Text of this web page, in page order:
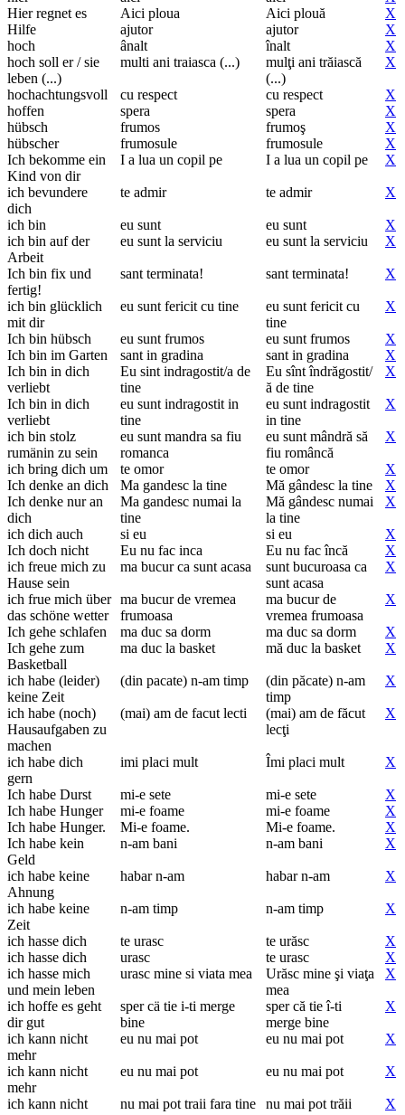
Hier regnet es
Aici ploua Aici plouă
X
Hilfe
ajutor ajutor
X
hoch
ânalt înalt
X
hoch soll er / sie
leben (...)
multi ani traiasca (...)
mulţi ani trăiască
(...)
X
hochachtungsvoll cu respect cu respect
X
hoffen
spera spera
X
hübsch
frumos frumoş
X
hübscher
frumosule frumosule
X
Ich bekomme ein
Kind von dir
I a lua un copil pe I a lua un copil pe X
ich bevundere
dich
te admir te admir X
ich bin eu sunt eu sunt
X
ich bin auf der
Arbeit
eu sunt la serviciu eu sunt la serviciu X
Ich bin fix und
fertig!
sant terminata! sant terminata! X
ich bin glücklich
mit dir
eu sunt fericit cu tine
eu sunt fericit cu
tine
X
Ich bin hübsch eu sunt frumos eu sunt frumos
X
Ich bin im Garten
sant in gradina sant in gradina
X
Ich bin in dich
verliebt
Eu sint indragostit/a de
tine
Eu sînt îndrăgostit/
ă de tine
X
Ich bin in dich
verliebt
eu sunt indragostit in
tine
eu sunt indragostit
in tine
X
ich bin stolz
rumänin zu sein
eu sunt mandra sa fiu
romanca
eu sunt mândră să
fiu româncă
X
ich bring dich um te omor te omor
X
Ich denke an dich
Ma gandesc la tine Mă gândesc la tine
X
Ich denke nur an
dich
Ma gandesc numai la
tine
Mă gândesc numai
la tine
X
ich dich auch si eu si eu
X
Ich doch nicht
Eu nu fac inca Eu nu fac încă
X
ich freue mich zu
Hause sein
ma bucur ca sunt acasa
sunt bucuroasa ca
sunt acasa
X
ich frue mich über
das schöne wetter
ma bucur de vremea
frumoasa
ma bucur de
vremea frumoasa
X
Ich gehe schlafen ma duc sa dorm ma duc sa dorm
X
Ich gehe zum
Basketball
ma duc la basket mă duc la basket X
ich habe (leider)
keine Zeit
(din pacate) n-am timp
(din păcate) n-am
timp
X
ich habe (noch)
Hausaufgaben zu
machen
(mai) am de facut lecti
(mai) am de făcut
lecţi
X
ich habe dich
gern
imi placi mult Îmi placi mult X
Ich habe Durst mi-e sete mi-e sete
X
Ich habe Hunger
mi-e foame mi-e foame
X
Ich habe Hunger.
Mi-e foame. Mi-e foame.
X
Ich habe kein
Geld
n-am bani n-am bani X
ich habe keine
Ahnung
habar n-am habar n-am X
ich habe keine
Zeit
n-am timp n-am timp X
ich hasse dich te urasc te urăsc
X
ich hasse dich
urasc te urasc
X
ich hasse mich
und mein leben
urasc mine si viata mea
Urăsc mine şi viaţa
mea
X
ich hoffe es geht
dir gut
sper cä tie i-ti merge
bine
sper că tie î-ti
merge bine
X
ich kann nicht
mehr
eu nu mai pot eu nu mai pot X
ich kann nicht
mehr
eu nu mai pot eu nu mai pot X
ich kann nicht
nu mai pot traii fara tine
nu mai pot trăii
X